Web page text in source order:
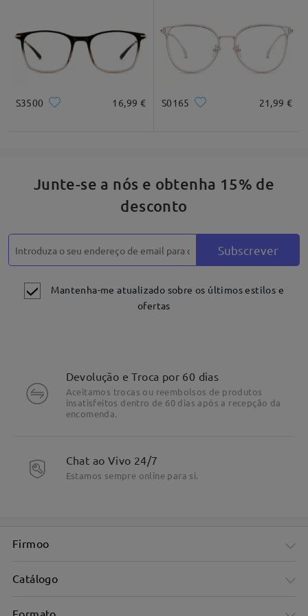
Descrição do produto
S3500 16,99 € S0165 21,99 €
Junte-se a nós e obtenha 15% de
desconto
Subscrever
Mantenha-me atualizado sobre os últimos estilos e
ofertas
Devolução e Troca por 60 dias
Aceitamos trocas ou reembolsos de produtos
insatisfeitos dentro de 60 dias após a recepção da
encomenda.
Chat ao Vivo 24/7
Estamos sempre online para si.
Firmoo
Catálogo
Formato